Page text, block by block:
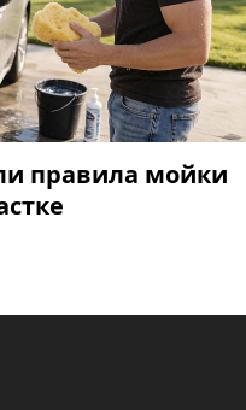
правила мойки